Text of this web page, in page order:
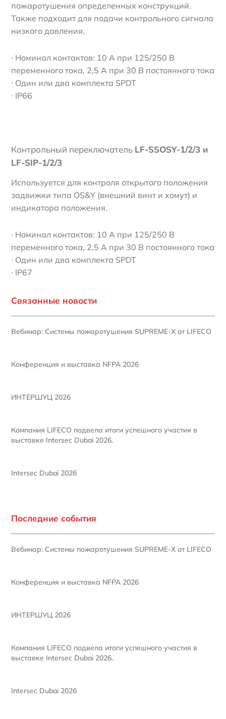
пожаротушения определенных конструкций.
Также подходит для подачи контрольного сигнала
низкого давления.
∙ Номинал контактов: 10 А при 125/250 В
переменного тока, 2,5 А при 30 В постоянного тока
∙ Один или два комплекта SPDT
∙ IP66
Контрольный переключатель LF-SSOSY-1/2/3 и
LF-SIP-1/2/3
Используется для контроля открытого положения
задвижки типа OS&Y (внешний винт и хомут) и
индикатора положения.
∙ Номинал контактов: 10 А при 125/250 В
переменного тока, 2,5 А при 30 В постоянного тока
∙ Один или два комплекта SPDT
∙ IP67
Связанные новости
Вебинар: Системы пожаротушения SUPREME-X от LIFECO
Конференция и выставка NFPA 2026
ИНТЕРШУЦ 2026
Компания LIFECO подвела итоги успешного участия в
выставке Intersec Dubai 2026.
Intersec Dubai 2026
Последние события
Вебинар: Системы пожаротушения SUPREME-X от LIFECO
Конференция и выставка NFPA 2026
ИНТЕРШУЦ 2026
Компания LIFECO подвела итоги успешного участия в
выставке Intersec Dubai 2026.
Intersec Dubai 2026